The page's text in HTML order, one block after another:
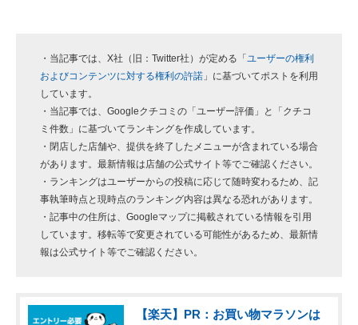
・当記事では、X社（旧：Twitter社）が定める「 ユーザーの権利
およびコンテンツに対する権利の許諾 」に基づいてポストを利用
しています。
・当記事では、Googleクチコミの「ユーザー評価」と「クチコ
ミ件数」に基づいてランキングを作成しています。
・閉店した店舗や、提供を終了したメニューが含まれている場合
があります。最新情報は店舗の公式サイト等でご確認ください。
・ランキングはユーザーからの投稿に応じて随時変わるため、記
事執筆時点と現時点のランキング内容は異なる恐れがあります。
・記事中の住所は、Googleマップに掲載されている情報を引用
しています。移転等で変更されている可能性があるため、最新情
報は公式サイト等でご確認ください。
【楽天】PR：お買い物マラソンは